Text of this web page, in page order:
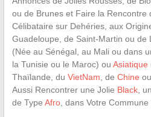
ou de Brunes et Faire la Rencontre
Célibataire sur Dehéries, aux
Guadeloupe, de Saint-Martin ou de
(Née au Sénégal, au Mali ou dans
la Tunisie ou le Maroc) ou Asiatique
Thaïlande, du VietNam , de Chine
Aussi Rencontrer une Jolie Black,
de Type Afro, dans Votre